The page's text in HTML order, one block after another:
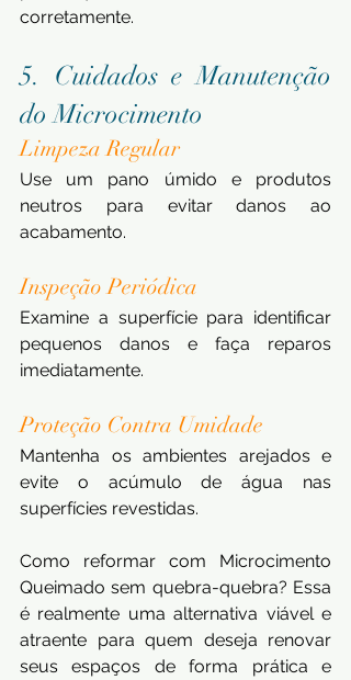
corretamente.
5. Cuidados e Manutenção
do Microcimento
Limpeza Regular
Use um pano úmido e produtos
neutros para evitar danos ao
acabamento.
Inspeção Periódica
Examine a superfície para identificar
pequenos danos e faça reparos
imediatamente.
Proteção Contra Umidade
Mantenha os ambientes arejados e
evite o acúmulo de água nas
superfícies revestidas.
Como reformar com Microcimento
Queimado sem quebra-quebra? Essa
é realmente uma alternativa viável e
atraente para quem deseja renovar
seus espaços de forma prática e